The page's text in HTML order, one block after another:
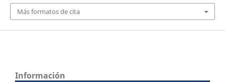
Más formatos de cita
Información